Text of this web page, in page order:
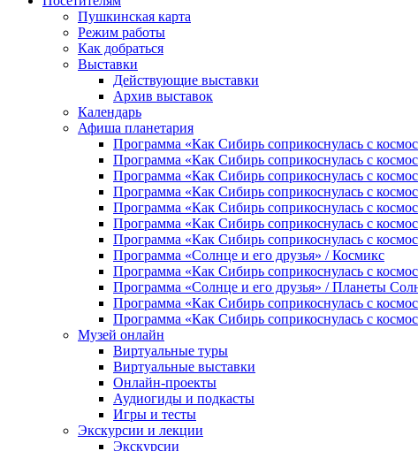
Пушкинская карта
Режим работы
Как добраться
Выставки
Действующие выставки
Архив выставок
Календарь
Афиша планетария
Программа «Как Сибирь соприкоснулась с
Программа «Как Сибирь соприкоснулась с
Программа «Как Сибирь соприкоснулась с
Программа «Как Сибирь соприкоснулась с
Программа «Как Сибирь соприкоснулась с
Программа «Как Сибирь соприкоснулась с
Программа «Как Сибирь соприкоснулась с
Программа «Солнце и его друзья» / Космикс
Программа «Как Сибирь соприкоснулась с
Программа «Солнце и его друзья» / Планеты
Программа «Как Сибирь соприкоснулась с
Программа «Как Сибирь соприкоснулась с
Музей онлайн
Виртуальные туры
Виртуальные выставки
Онлайн-проекты
Аудиогиды и подкасты
Игры и тесты
Экскурсии и лекции
Экскурсии